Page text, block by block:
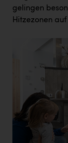
gelingen
Hitzezonen